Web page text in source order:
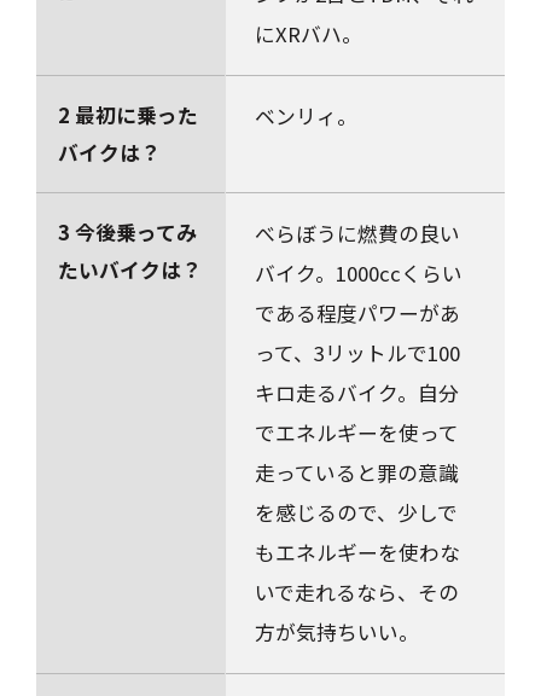
にXRバハ。
2 最初に乗った
バイクは？
ベンリィ。
3 今後乗ってみ
たいバイクは？
べらぼうに燃費の良い
バイク。1000ccくらい
である程度パワーがあ
って、3リットルで100
キロ走るバイク。自分
でエネルギーを使って
走っていると罪の意識
を感じるので、少しで
もエネルギーを使わな
いで走れるなら、その
方が気持ちいい。